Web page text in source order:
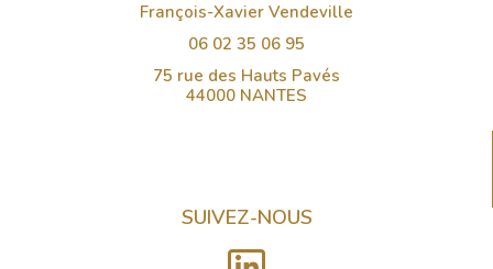
François-Xavier Vendeville
06 02 35 06 95
75 rue des Hauts Pavés
44000 NANTES
SUIVEZ-NOUS